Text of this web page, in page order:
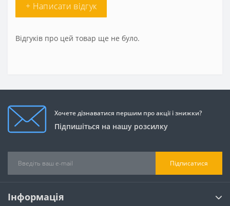
+ Написати відгук
Відгуків про цей товар ще не було.
Хочете дізнаватися першим про акції і знижки?
Підпишіться на нашу розсилку
Підписатися
Інформація